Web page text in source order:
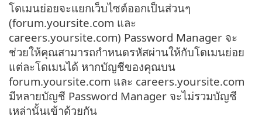
โดเมนย่อยจะแยกเว็บไซต์ออกเป็นส่วนๆ
(forum.yoursite.com และ
careers.yoursite.com) Password Manager จะ
ช่วยให้คุณสามารถกำหนดรหัสผ่านให้กับโดเมนย่อย
แต่ละโดเมนได้ หากบัญชีของคุณบน
forum.yoursite.com และ careers.yoursite.com
มีหลายบัญชี Password Manager จะไม่รวมบัญชี
เหล่านั้นเข้าด้วยกัน